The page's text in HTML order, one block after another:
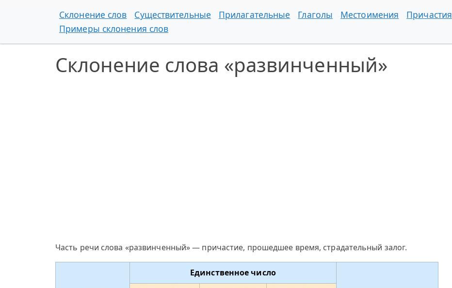
Склонение слов Существительные Прилагательные Глаголы Местоимения Причастия
Примеры склонения слов
Склонение слова «развинченный»
Часть речи слова «развинченный» — причастие, прошедшее время, страдательный залог.
Единственное число